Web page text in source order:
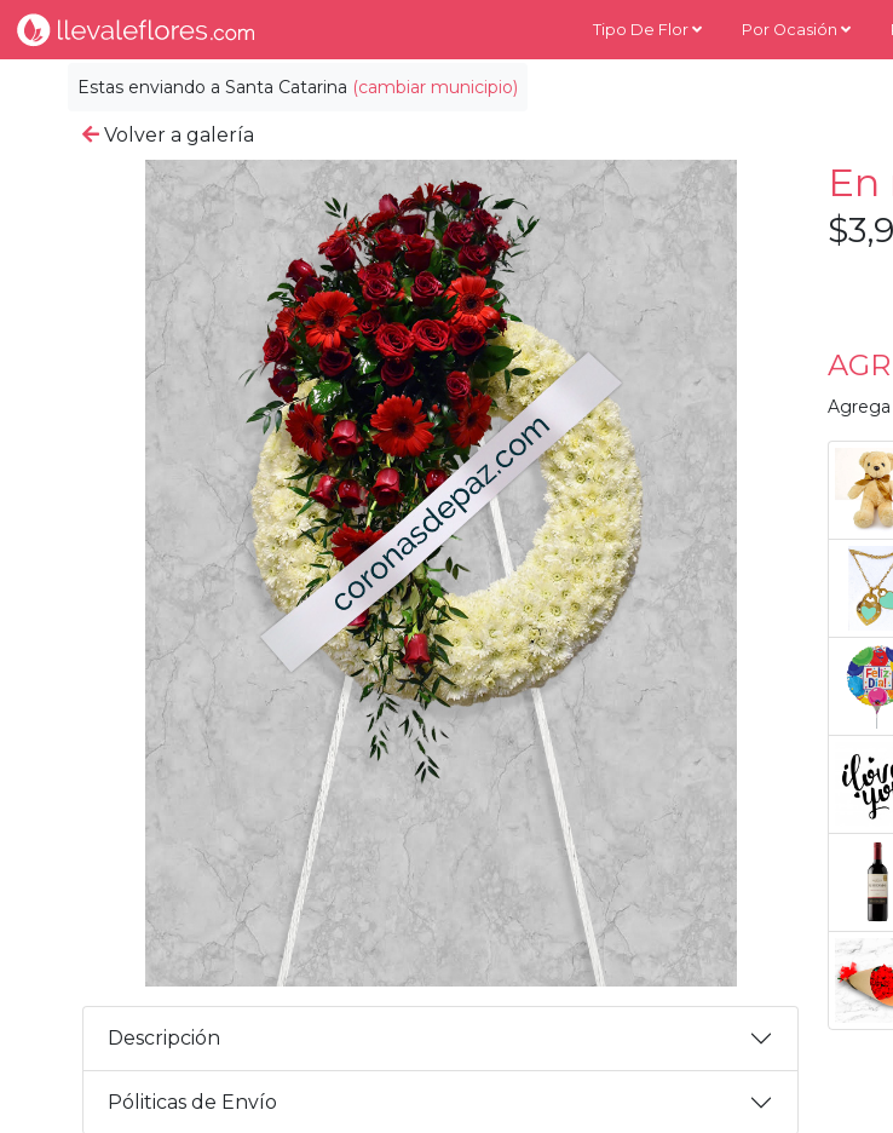
Estas enviando a Santa Catarina (cambiar municipio)
Tipo De Flor Por Ocasión
Volver a galería
Descripción
Póliticas de Envío